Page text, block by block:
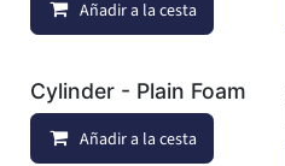
Añadir a la cesta
Cylinder - Plain Foam
Añadir a la cesta